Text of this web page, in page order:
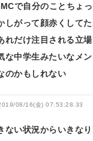
で自分のことちょ
しがって顔赤くして
れだけ注目される立
な中学生みたいなメ
のかもしれない
08/16(金) 07:53:28.33
ない状況からいきな